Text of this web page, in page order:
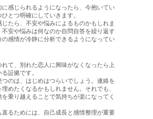
に感じられるようになったら、今抱いてい
とつ明確にしていきます。
たら、不安や悩みによるものかもしれま
不安や悩みは何なのか自問自答を繰り返す
の感情が冷静に分析できるようになってい
れて、別れた恋人に興味がなくなったら上
証拠です。
つのは、はじめはつらいでしょう。連絡を
埋めたくなるかもしれません。それでも、
乗り越えることで気持ちが楽になってく
直るためには、自己成長と感情整理が重要